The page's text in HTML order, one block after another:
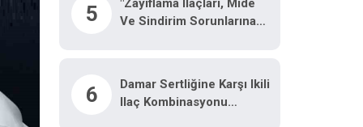
5
Ve Sindirim Sorunlarına
6
Damar Sertliğine Karşı Ikili
Ilaç Kombinasyonu